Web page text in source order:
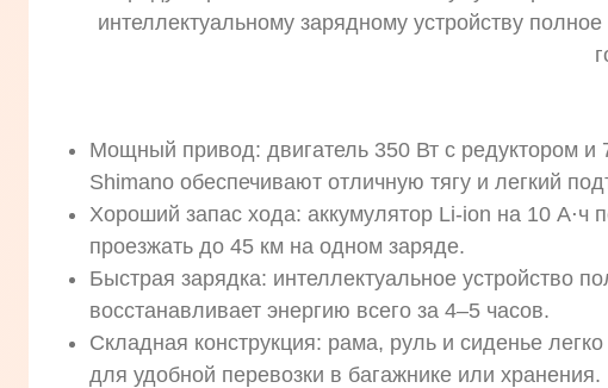
интеллектуальному зарядному устройству
Мощный привод: двигатель 350 Вт с редуктором и
Shimano обеспечивают отличную тягу и легкий
Хороший запас хода: аккумулятор Li-ion на 10 А⋅ч
проезжать до 45 км на одном заряде.
Быстрая зарядка: интеллектуальное устройство
восстанавливает энергию всего за 4–5 часов.
Складная конструкция: рама, руль и сиденье
для удобной перевозки в багажнике или хранения.